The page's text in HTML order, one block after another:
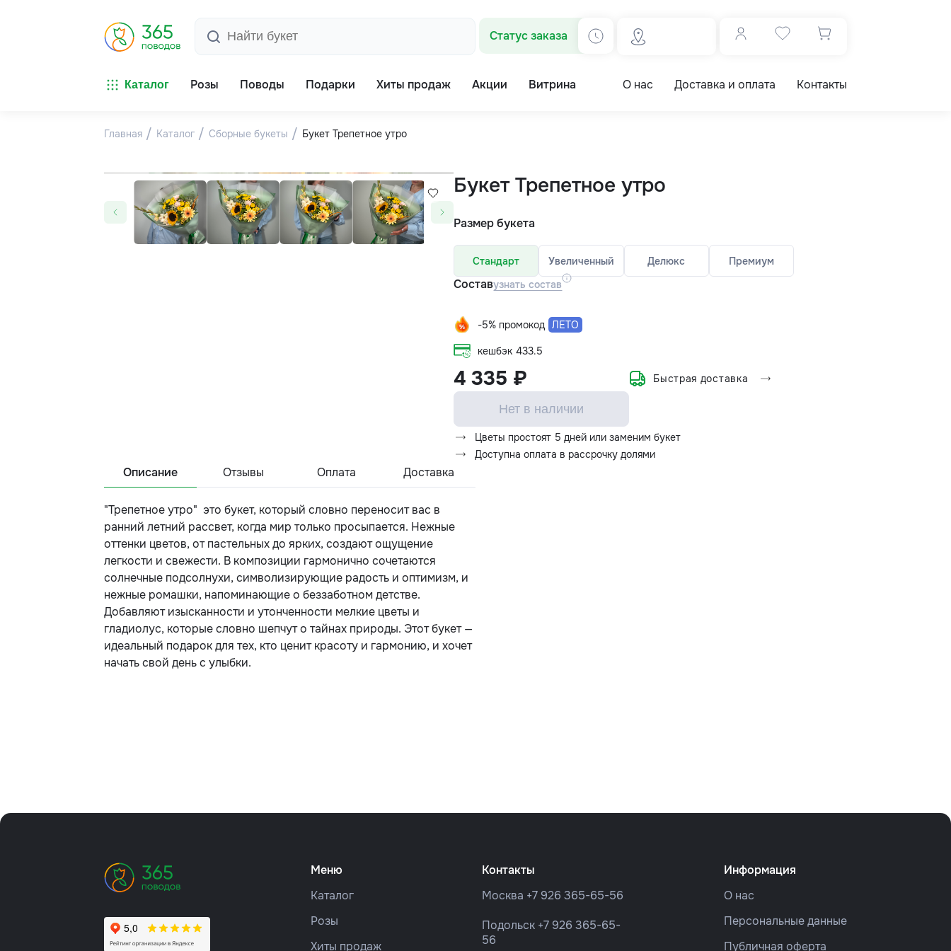
Статус заказа
Каталог Розы Поводы Подарки Хиты продаж Акции Витрина О нас Доставка и оплата Контакты
Главная Каталог Сборные букеты Букет Трепетное утро
Букет Трепетное утро
Размер букета
Стандарт Увеличенный Делюкс Премиум
Составузнать состав
-5% промокод ЛЕТО
кешбэк 433.5
4 335 ₽ Быстрая доставка
Нет в наличии
Цветы простоят 5 дней или заменим букет
Доступна оплата в рассрочку долями
Описание Отзывы Оплата Доставка
"Трепетное утро" это букет, который словно переносит вас в
ранний летний рассвет, когда мир только просыпается. Нежные
оттенки цветов, от пастельных до ярких, создают ощущение
легкости и свежести. В композиции гармонично сочетаются
солнечные подсолнухи, символизирующие радость и оптимизм, и
нежные ромашки, напоминающие о беззаботном детстве.
Добавляют изысканности и утонченности мелкие цветы и
гладиолус, которые словно шепчут о тайнах природы. Этот букет —
идеальный подарок для тех, кто ценит красоту и гармонию, и хочет
начать свой день с улыбки.
Меню
Каталог
Розы
Хиты продаж
Контакты
Москва +7 926 365-65-56
Подольск +7 926 365-65-
56
Информация
О нас
Персональные данные
Публичная оферта